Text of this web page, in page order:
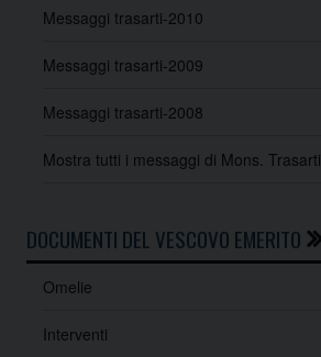
Messaggi trasarti-2010
Messaggi trasarti-2009
Messaggi trasarti-2008
Mostra tutti i messaggi di Mons. Trasarti
DOCUMENTI DEL VESCOVO EMERITO
Omelie
Interventi